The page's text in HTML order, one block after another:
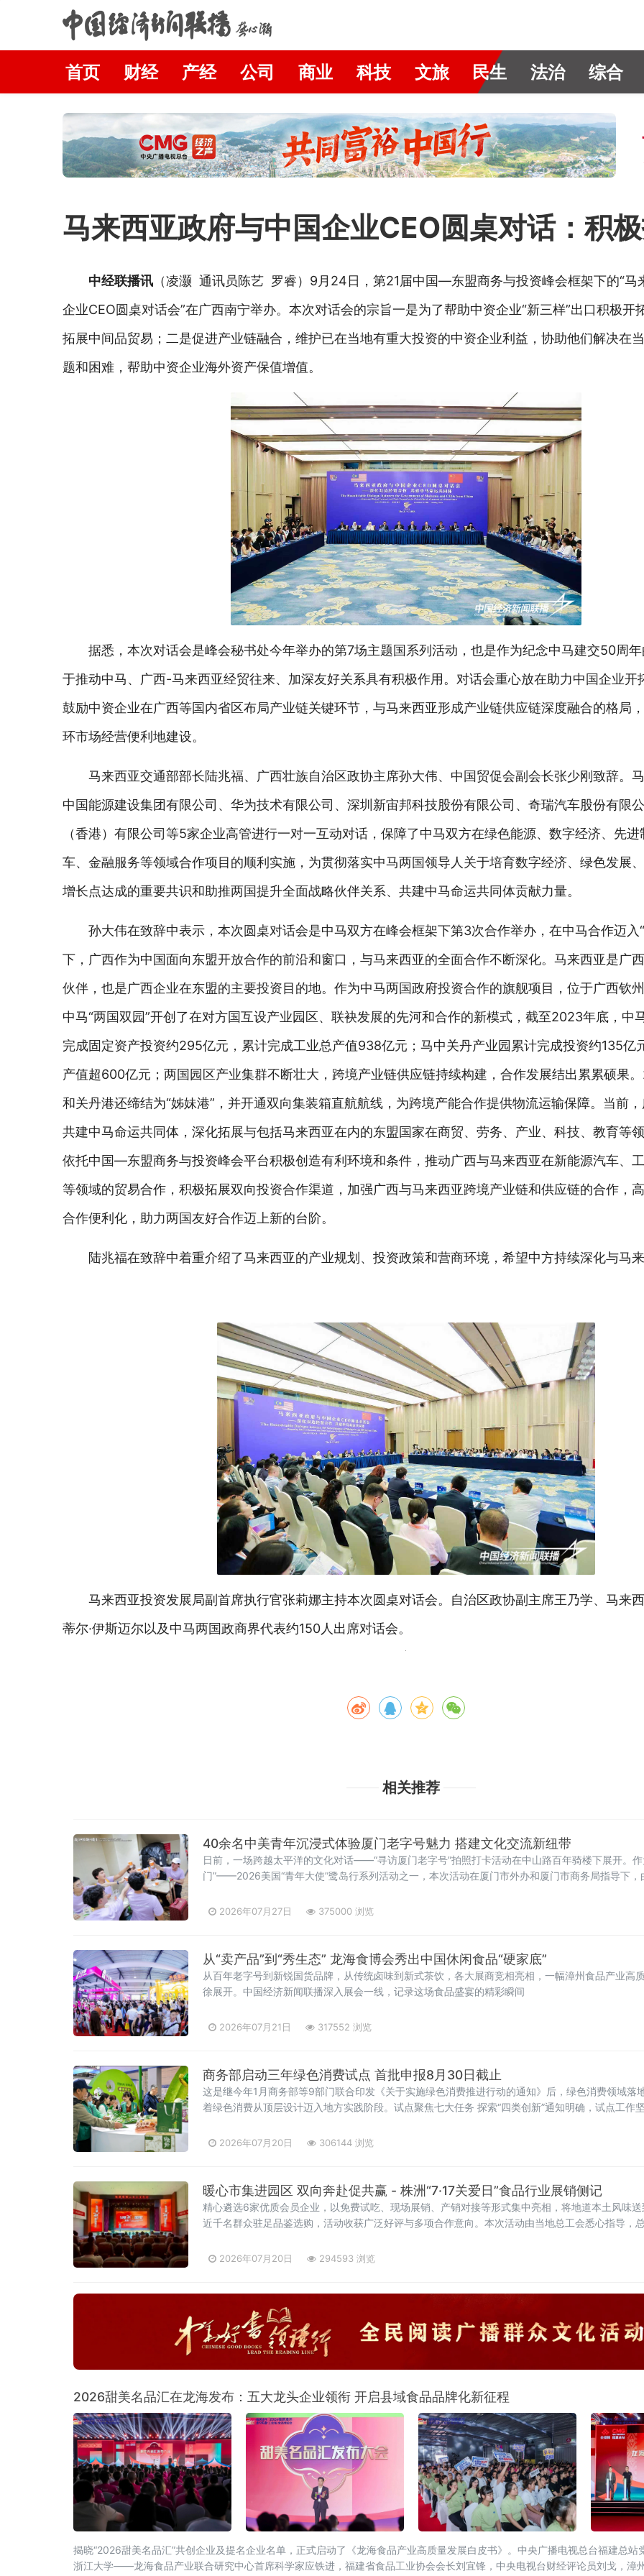
首页 财经 产经 公司 商业 科技 文旅 民生 法治 综合
马来西亚政府与中国企业CEO圆桌对话：积
中经联播讯 （凌灏 通讯员陈艺 罗睿）9月24日，第21届中国—东盟商务与投资峰会框架下的“马
企业CEO圆桌对话会”在广西南宁举办。本次对话会的宗旨一是为了帮助中资企业“新三样”出口积极开
拓展中间品贸易；二是促进产业链融合，维护已在当地有重大投资的中资企业利益，协助他们解决在
题和困难，帮助中资企业海外资产保值增值。
据悉，本次对话会是峰会秘书处今年举办的第7场主题国系列活动，也是作为纪念中马建交50周
于推动中马、广西-马来西亚经贸往来、加深友好关系具有积极作用。对话会重心放在助力中国企业开
鼓励中资企业在广西等国内省区布局产业链关键环节，与马来西亚形成产业链供应链深度融合的格局
环市场经营便利地建设。
马来西亚交通部部长陆兆福、广西壮族自治区政协主席孙大伟、中国贸促会副会长张少刚致辞。
中国能源建设集团有限公司、华为技术有限公司、深圳新宙邦科技股份有限公司、奇瑞汽车股份有限
（香港）有限公司等5家企业高管进行一对一互动对话，保障了中马双方在绿色能源、数字经济、先
车、金融服务等领域合作项目的顺利实施，为贯彻落实中马两国领导人关于培育数字经济、绿色发展
增长点达成的重要共识和助推两国提升全面战略伙伴关系、共建中马命运共同体贡献力量。
孙大伟在致辞中表示，本次圆桌对话会是中马双方在峰会框架下第3次合作举办，在中马合作迈入
下，广西作为中国面向东盟开放合作的前沿和窗口，与马来西亚的全面合作不断深化。马来西亚是广
伙伴，也是广西企业在东盟的主要投资目的地。作为中马两国政府投资合作的旗舰项目，位于广西钦
中马“两国双园”开创了在对方国互设产业园区、联袂发展的先河和合作的新模式，截至2023年底，中
完成固定资产投资约295亿元，累计完成工业总产值938亿元；马中关丹产业园累计完成投资约135亿
产值超600亿元；两国园区产业集群不断壮大，跨境产业链供应链持续构建，合作发展结出累累硕果
和关丹港还缔结为“姊妹港”，并开通双向集装箱直航航线，为跨境产能合作提供物流运输保障。当前
共建中马命运共同体，深化拓展与包括马来西亚在内的东盟国家在商贸、劳务、产业、科技、教育等
依托中国—东盟商务与投资峰会平台积极创造有利环境和条件，推动广西与马来西亚在新能源汽车、
等领域的贸易合作，积极拓展双向投资合作渠道，加强广西与马来西亚跨境产业链和供应链的合作，
合作便利化，助力两国友好合作迈上新的台阶。
陆兆福在致辞中着重介绍了马来西亚的产业规划、投资政策和营商环境，希望中方持续深化与马来
马来西亚投资发展局副首席执行官张莉娜主持本次圆桌对话会。自治区政协副主席王乃学、马来
蒂尔·伊斯迈尔以及中马两国政商界代表约150人出席对话会。
相关推荐
40余名中美青年沉浸式体验厦门老字号魅力 搭建文化交流新纽带
日前，一场跨越太平洋的文化对话——“寻访厦门老字号”拍照打卡活动在中山路百年骑楼下展开。作
门”——2026美国“青年大使”鹭岛行系列活动之一，本次活动在厦门市外办和厦门市商务局指导下，
2026年07月27日 375000 浏览
从“卖产品”到“秀生态” 龙海食博会秀出中国休闲食品“硬家底”
从百年老字号到新锐国货品牌，从传统卤味到新式茶饮，各大展商竞相亮相，一幅漳州食品产业高
徐展开。中国经济新闻联播深入展会一线，记录这场食品盛宴的精彩瞬间
2026年07月21日 317552 浏览
商务部启动三年绿色消费试点 首批申报8月30日截止
这是继今年1月商务部等9部门联合印发《关于实施绿色消费推进行动的通知》后，绿色消费领域落
着绿色消费从顶层设计迈入地方实践阶段。试点聚焦七大任务 探索“四类创新”通知明确，试点工作
2026年07月20日 306144 浏览
暖心市集进园区 双向奔赴促共赢 - 株洲“7·17关爱日”食品行业展销侧记
精心遴选6家优质会员企业，以免费试吃、现场展销、产销对接等形式集中亮相，将地道本土风味送
近千名群众驻足品鉴选购，活动收获广泛好评与多项合作意向。本次活动由当地总工会悉心指导，
2026年07月20日 294593 浏览
2026甜美名品汇在龙海发布：五大龙头企业领衔 开启县域食品品牌化新征程
揭晓“2026甜美名品汇”共创企业及提名企业名单，正式启动了《龙海食品产业高质量发展白皮书》。中央广播电视总台福建总站
浙江大学——龙海食品产业联合研究中心首席科学家应铁进，福建省食品工业协会会长刘宜锋，中央电视台财经评论员刘戈，漳